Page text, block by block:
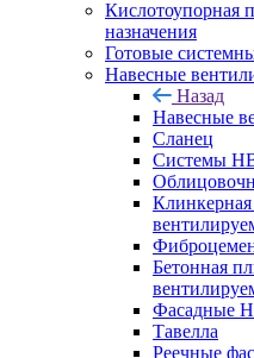
Кислотоупорная
назначения
Готовые
Навесные
Назад
Навесные
Сланец
Системы
Бетонная
Фасадные
Тавелла
Реечные